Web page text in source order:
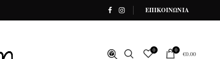
ΕΠΙΚΟΙΝΩΝΙΑ
0 0 €0.00